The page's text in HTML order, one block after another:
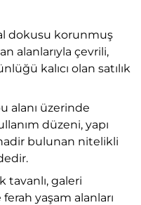
dokusu korunmuş
alanlarıyla çevrili,
kalıcı olan satılık
alanı üzerinde
düzeni, yapı
bulunan nitelikli
tavanlı, galeri
yaşam alanları